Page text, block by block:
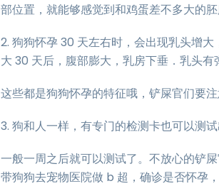
部位置，就能够感觉到和鸡蛋差不多大的胚
2. 狗狗怀孕 30 天左右时，会出现乳头增
大 30 天后，腹部膨大，乳房下垂．乳头有
这些都是狗狗怀孕的特征哦，铲屎官们要注
3. 狗和人一样，有专门的检测卡也可以测试
一般一周之后就可以测试了。不放心的铲
带狗狗去宠物医院做 b 超，确诊是否怀孕